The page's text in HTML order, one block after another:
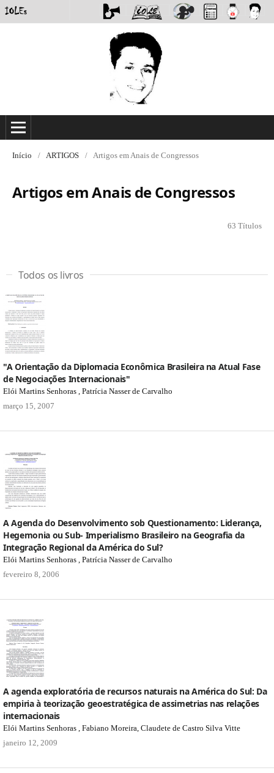
Início / ARTIGOS / Artigos em Anais de Congressos
Artigos em Anais de Congressos
63 Títulos
Todos os livros
"A Orientação da Diplomacia Econômica Brasileira na Atual Fase
de Negociações Internacionais"
Elói Martins Senhoras , Patrícia Nasser de Carvalho
março 15, 2007
A Agenda do Desenvolvimento sob Questionamento: Liderança,
Hegemonia ou Sub- Imperialismo Brasileiro na Geografia da
Integração Regional da América do Sul?
Elói Martins Senhoras , Patrícia Nasser de Carvalho
fevereiro 8, 2006
A agenda exploratória de recursos naturais na América do Sul: Da
empiria à teorização geoestratégica de assimetrias nas relações
internacionais
Elói Martins Senhoras , Fabiano Moreira, Claudete de Castro Silva Vitte
janeiro 12, 2009